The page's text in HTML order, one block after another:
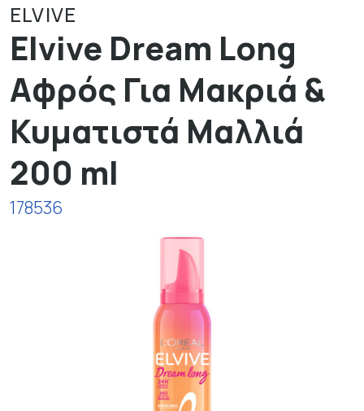
ELVIVE
Elvive Dream Long
Αφρός Για Μακριά &
Κυματιστά Μαλλιά
200 ml
178536